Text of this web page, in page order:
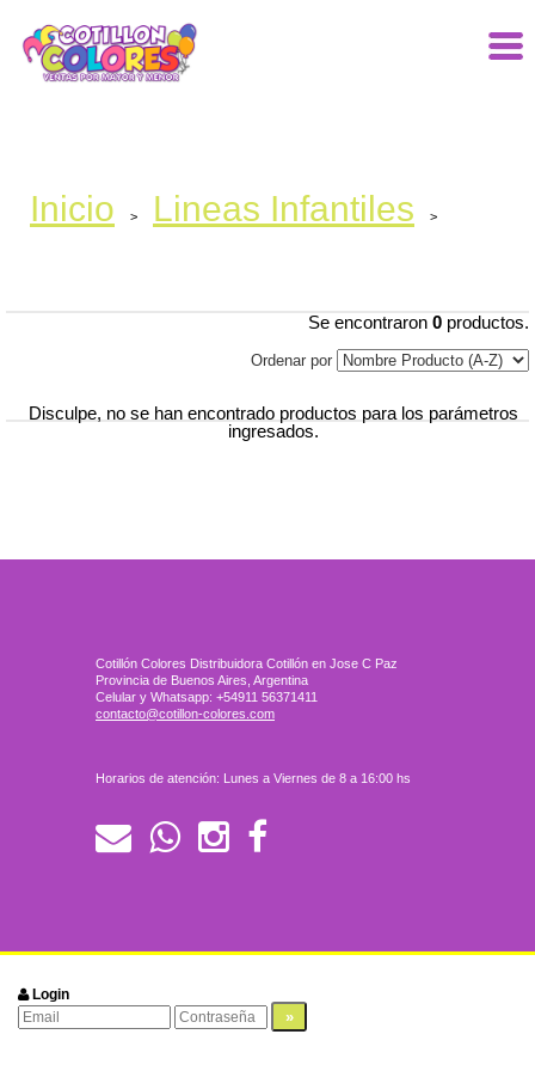
Inicio > Lineas Infantiles >
Se encontraron 0 productos.
Ordenar por
Disculpe, no se han encontrado productos para los parámetros
ingresados.
Cotillón Colores Distribuidora Cotillón en Jose C Paz
Provincia de Buenos Aires, Argentina
Celular y Whatsapp: +54911 56371411
contacto@cotillon-colores.com
Horarios de atención: Lunes a Viernes de 8 a 16:00 hs
Login